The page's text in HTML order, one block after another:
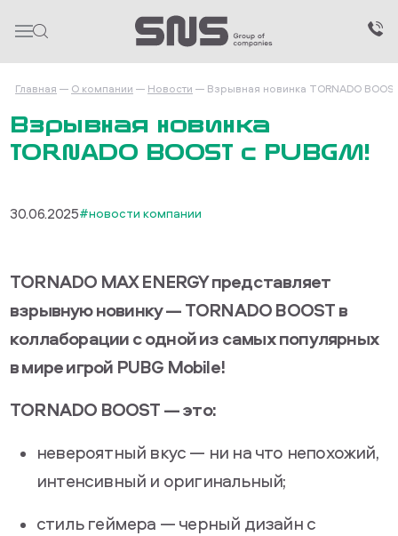
Главная О компании Новости Взрывная новинка TORNADO
Взрывная новинка
TORNADO BOOST с PUBGM!
30.06.2025#новости компании
TORNADO MAX ENERGY представляет
взрывную новинку — TORNADO BOOST в
коллаборации с одной из самых популярных
в мире игрой PUBG Mobile!
TORNADO BOOST — это:
невероятный вкус — ни на что непохожий,
интенсивный и оригинальный;
стиль геймера — черный дизайн с